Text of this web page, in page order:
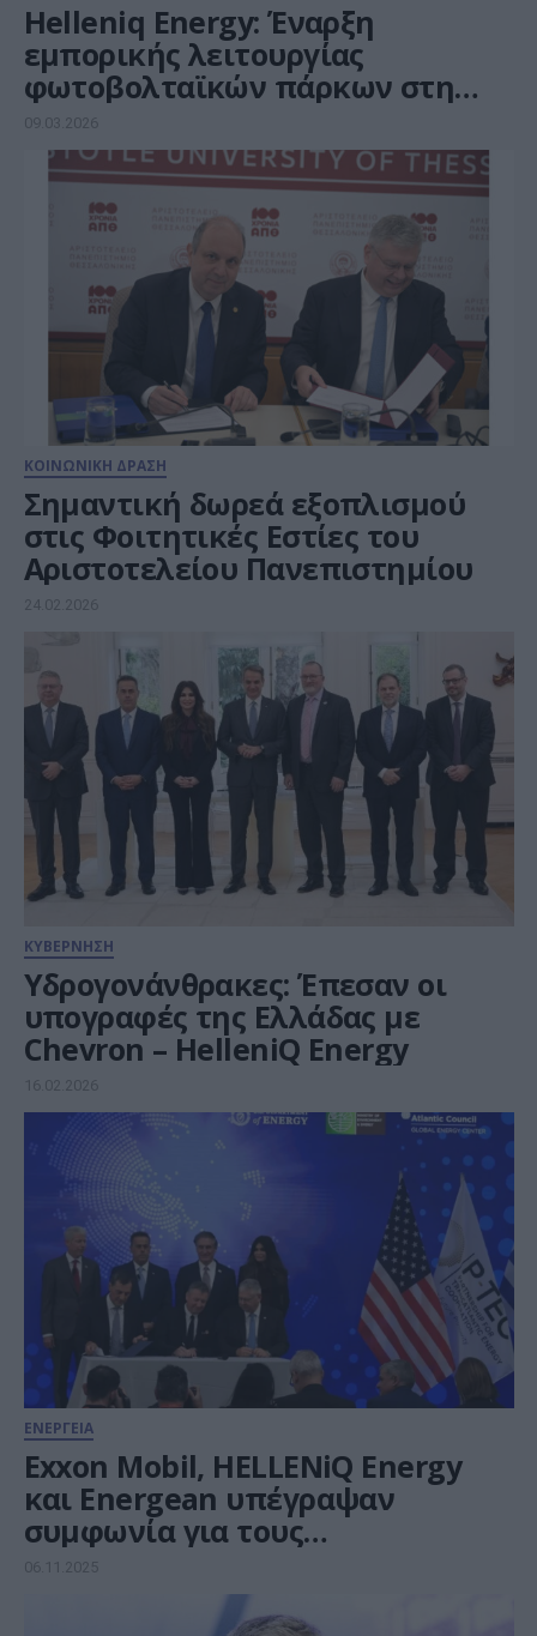
Helleniq Energy: Έναρξη
εμπορικής λειτουργίας
φωτοβολταϊκών πάρκων στη
Ρουμανία
09.03.2026
ΚΟΙΝΩΝΙΚΗ ΔΡΑΣΗ
Σημαντική δωρεά εξοπλισμού
στις Φοιτητικές Εστίες του
Αριστοτελείου Πανεπιστημίου
24.02.2026
ΚΥΒΕΡΝΗΣΗ
Υδρογονάνθρακες: Έπεσαν οι
υπογραφές της Ελλάδας με
Chevron – HelleniQ Energy
16.02.2026
ΕΝΕΡΓΕΙΑ
Exxon Mobil, HELLENiQ Energy
και Energean υπέγραψαν
συμφωνία για τους
υδρογονάνθρακες στο Ιόνιο
06.11.2025